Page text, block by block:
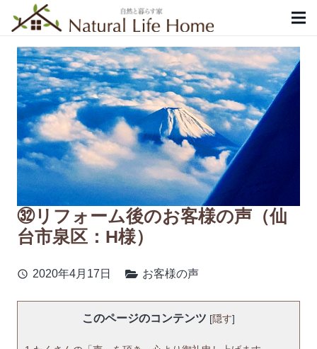
㉜リフォーム後のお客様の声（仙
台市泉区：H様）
schedule 2020年4月17日 お客様の声
このページのコンテンツ [隠す]